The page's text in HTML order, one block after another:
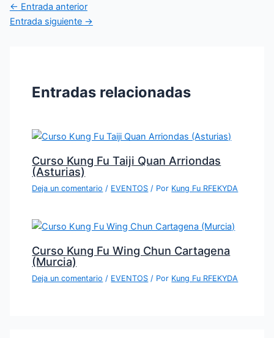
← Entrada anterior
Entrada siguiente →
Entradas relacionadas
Curso Kung Fu Taiji Quan Arriondas
(Asturias)
Deja un comentario / EVENTOS / Por Kung Fu RFEKYDA
Curso Kung Fu Wing Chun Cartagena
(Murcia)
Deja un comentario / EVENTOS / Por Kung Fu RFEKYDA